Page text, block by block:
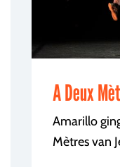
A Deux
Amarillo
Mètres van